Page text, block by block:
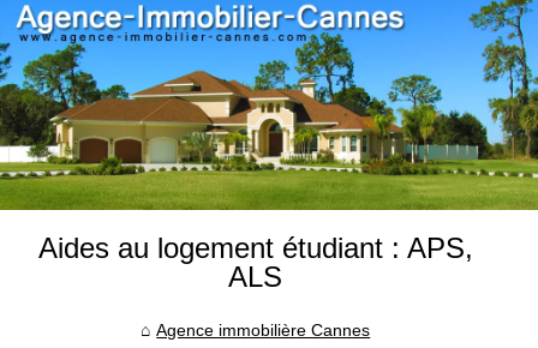
Aides au logement étudiant : APS,
ALS
Agence immobilière Cannes